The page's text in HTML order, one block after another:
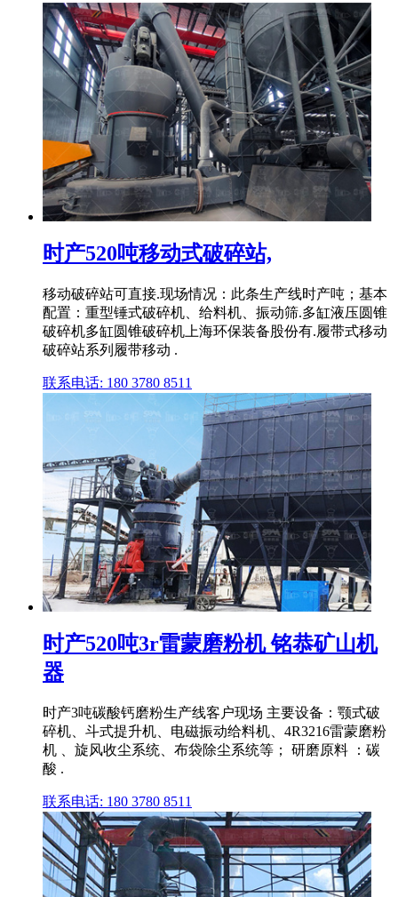
时产520吨移动式破碎站,
移动破碎站可直接.现场情况：此条生产线时产吨；基本
配置：重型锤式破碎机、给料机、振动筛.多缸液压圆锥
破碎机多缸圆锥破碎机上海环保装备股份有.履带式移动
破碎站系列履带移动 .
联系电话: 180 3780 8511
时产520吨3r雷蒙磨粉机 铭恭矿山机
器
时产3吨碳酸钙磨粉生产线客户现场 主要设备：颚式破
碎机、斗式提升机、电磁振动给料机、4R3216雷蒙磨粉
机 、旋风收尘系统、布袋除尘系统等； 研磨原料 ：碳
酸 .
联系电话: 180 3780 8511